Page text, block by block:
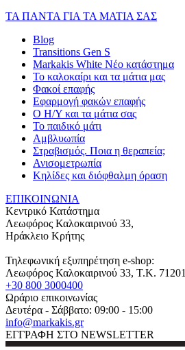
ΤΑ ΠΑΝΤΑ ΓΙΑ ΤΑ ΜΑΤΙΑ ΣΑΣ
Blog
Transitions Gen S
Markakis White Νέο κατάστημα
Το καλοκαίρι και τα μάτια μας
Φακοί επαφής
Εφαρμογή φακών επαφής
Ο Η/Υ και τα μάτια σας
Το παιδικό μάτι
Αμβλυωπία
Στραβισμός. Ποια η θεραπεία;
Ανισομετρωπία
Κηλίδες και διόφθαλμη όραση
ΕΠΙΚΟΙΝΩΝΙΑ
Κεντρικό Κατάστημα
Λεωφόρος Καλοκαιρινού 33,
Ηράκλειο Κρήτης
Τηλεφωνική εξυπηρέτηση e-shop:
Λεωφόρος Καλοκαιρινού 33, T.K. 71201
+30 800 3000400
Ωράριο επικοινωνίας
Δευτέρα - Σάββατο: 09:00 - 15:00
info@markakis.gr
ΕΓΓΡΑΦΗ ΣΤΟ NEWSLETTER